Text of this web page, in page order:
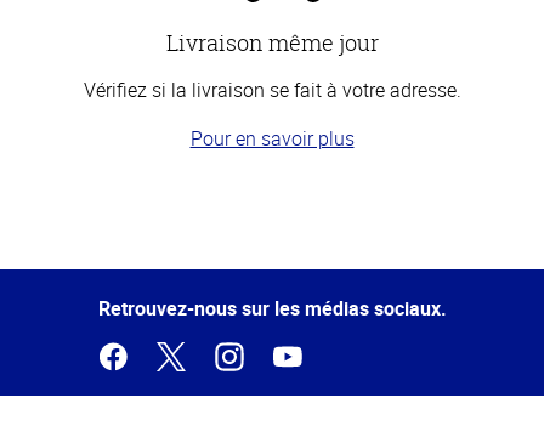
Livraison même jour
Vérifiez si la livraison se fait à votre adresse.
Pour en savoir plus
de la
Retrouvez-nous sur les médias sociaux.